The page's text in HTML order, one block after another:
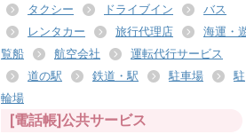
タクシー ドライブイン
バス
レンタカー
旅行代理店
海運・
覧船
航空会社
運転代行サービス
道の駅
鉄道・駅 駐車場
駐
輪場
[電話帳]公共サービス